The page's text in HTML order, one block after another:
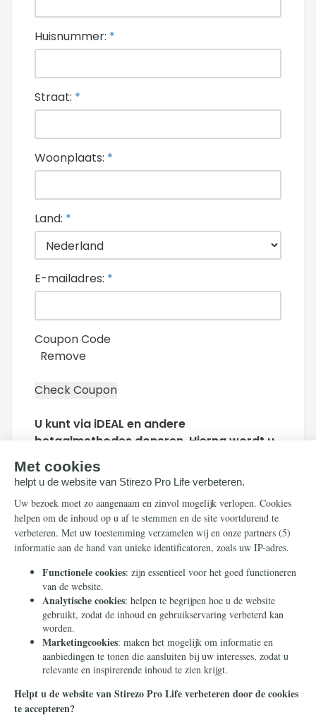
Huisnummer: *
Straat: *
Woonplaats: *
Land: *
E-mailadres: *
Coupon Code
Remove
U kunt via iDEAL en andere
betaalmethodes doneren. Hierna wordt u
doorgeleid naar de beveiligde
betaalpagina van Stripe om uw donatie af
Houd mij per e-mail op de hoogte over
acties van Stirezo Pro Life
Stirezo Pro Life is een project van Stichting Civitas
Christiana - een stichting zonder winstoogmerk die in 2014
in Heilig Landstichting werd opgericht. Door te doneren met
gebruiken voor dit project of een ander project in
overeenstemming met onze statutaire doelen.